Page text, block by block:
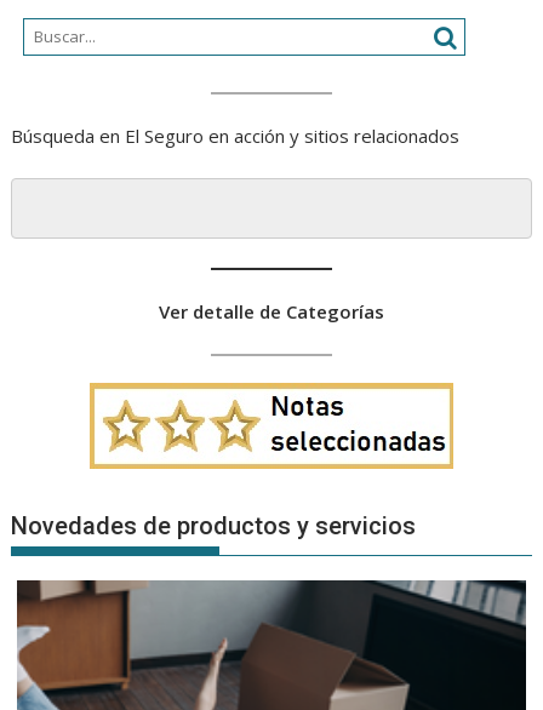
Búsqueda en El Seguro en acción y sitios relacionados
Ver detalle de Categorías
Novedades de productos y servicios